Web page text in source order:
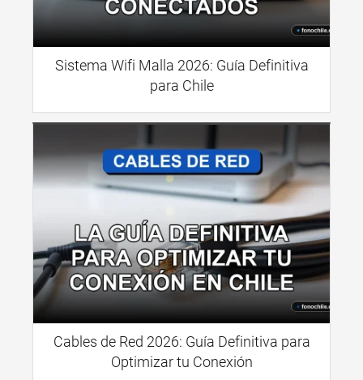
Sistema Wifi Malla 2026: Guía Definitiva
para Chile
Cables de Red 2026: Guía Definitiva para
Optimizar tu Conexión